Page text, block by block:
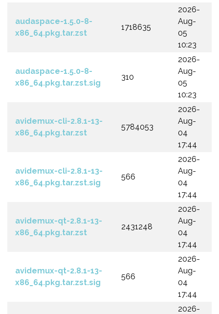
audaspace-1.5.0-8-
x86_64.pkg.tar.zst
1718635
2026-
Aug-
05
10:23
audaspace-1.5.0-8-
x86_64.pkg.tar.zst.sig
310
2026-
Aug-
05
10:23
avidemux-cli-2.8.1-13-
x86_64.pkg.tar.zst
5784053
2026-
Aug-
04
17:44
avidemux-cli-2.8.1-13-
x86_64.pkg.tar.zst.sig
566
2026-
Aug-
04
17:44
avidemux-qt-2.8.1-13-
x86_64.pkg.tar.zst
2431248
2026-
Aug-
04
17:44
avidemux-qt-2.8.1-13-
x86_64.pkg.tar.zst.sig
566
2026-
Aug-
04
17:44
2026-